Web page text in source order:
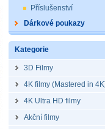
Příslušenství
Dárkové poukazy
Kategorie
3D Filmy
4K filmy (Mastered in
4K Ultra HD filmy
Akční filmy